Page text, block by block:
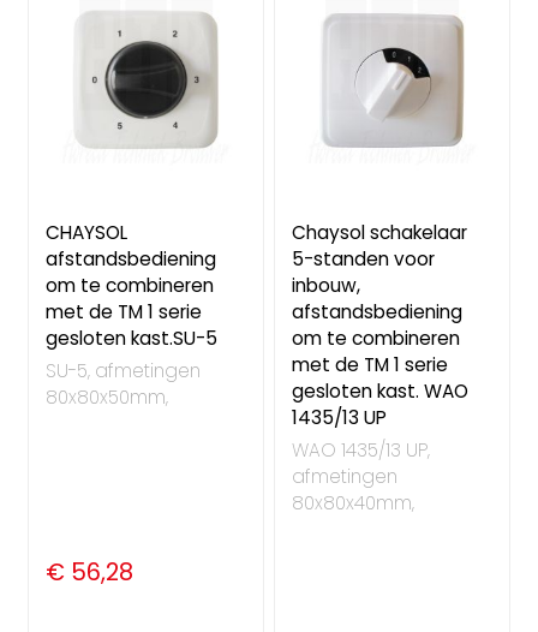
CHAYSOL
afstandsbediening
om te combineren
met de TM 1 serie
gesloten kast.SU-5
SU-5, afmetingen
80x80x50mm,
€ 56,28
Chaysol schakelaar
5-standen voor
inbouw,
afstandsbediening
om te combineren
met de TM 1 serie
gesloten kast. WAO
1435/13 UP
WAO 1435/13 UP,
afmetingen
80x80x40mm,